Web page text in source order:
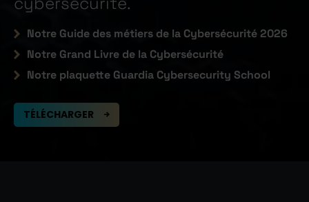
Notre Guide des métiers de la Cybersécurité 2026
Notre Grand Livre de la Cybersécurité
Notre plaquette Guardia Cybersecurity School
TÉLÉCHARGER